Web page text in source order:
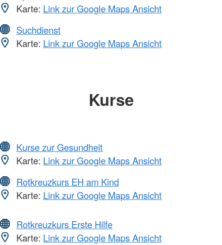
Karte: Link zur Google Maps Ansicht
Suchdienst
Karte: Link zur Google Maps Ansicht
Kurse
Kurse zur Gesundheit
Karte: Link zur Google Maps Ansicht
Rotkreuzkurs EH am Kind
Karte: Link zur Google Maps Ansicht
Rotkreuzkurs Erste Hilfe
Karte: Link zur Google Maps Ansicht